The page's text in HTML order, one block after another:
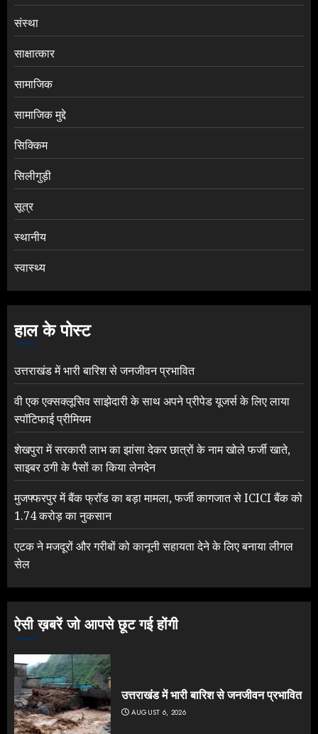
संस्था
साक्षात्कार
सामाजिक
सामाजिक मुद्दे
सिक्किम
सिलीगुड़ी
सूत्र
स्थानीय
स्वास्थ्य
हाल के पोस्ट
उत्तराखंड में भारी बारिश से जनजीवन प्रभावित
वी एक एक्सक्लूसिव साझेदारी के साथ अपने प्रीपेड यूजर्स के लिए लाया
स्पॉटिफाई प्रीमियम
शेखपुरा में सरकारी लाभ का झांसा देकर छात्रों के नाम खोले फर्जी खाते,
साइबर ठगी के पैसों का किया लेनदेन
मुजफ्फरपुर में बैंक फ्रॉड का बड़ा मामला, फर्जी कागजात से ICICI बैंक को
1.74 करोड़ का नुकसान
एटक ने मजदूरों और गरीबों को कानूनी सहायता देने के लिए बनाया लीगल
सेल
ऐसी ख़बरें जो आपसे छूट गई होंगी
उत्तराखंड में भारी बारिश से जनजीवन प्रभावित
AUGUST 6, 2026